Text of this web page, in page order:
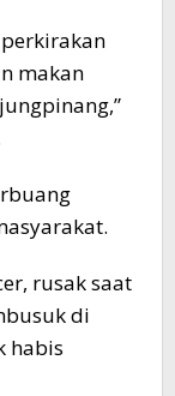
makan
rusak saat
di
habis